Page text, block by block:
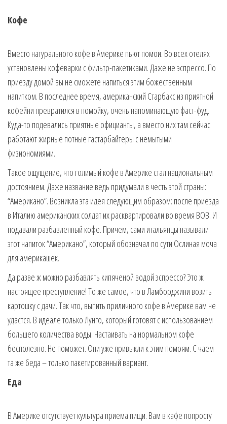
Кофе
Вместо натурального кофе в Америке пьют помои. Во всех отелях
установлены кофеварки с фильтр-пакетиками. Даже не эспрессо. По
приезду домой вы не сможете напиться этим божественным
напитком. В последнее время, американский Старбакс из приятной
кофейни превратился в помойку, очень напоминающую фаст-фуд.
Куда-то подевались приятные официанты, а вместо них там сейчас
работают жирные потные гастарбайтеры с немытыми
физиономиями.
Такое ощущение, что голимый кофе в Америке стал национальным
достоянием. Даже название ведь придумали в честь этой страны:
“Американо”. Возникла эта идея следующим образом: после приезда
в Италию американских солдат их расквартировали во время ВОВ. И
подавали разбавленный кофе. Причем, сами итальянцы называли
этот напиток “Американо”, который обозначал по сути Ослиная моча
для америкашек.
Да разве ж можно разбавлять кипяченой водой эспрессо? Это ж
настоящее преступление! То же самое, что в Ламборджини возить
картошку с дачи. Так что, выпить приличного кофе в Америке вам не
удастся. В идеале только Лунго, который готовят с использованием
большего количества воды. Настаивать на нормальном кофе
бесполезно. Не поможет. Они уже привыкли к этим помоям. С чаем
та же беда – только пакетированный вариант.
Еда
В Америке отсутствует культура приема пищи. Вам в кафе попросту